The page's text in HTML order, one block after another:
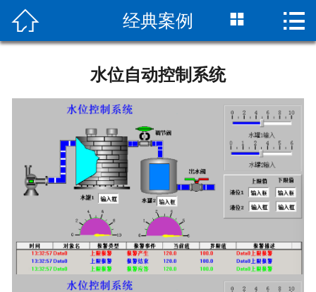
首页
经典案例
合作伙伴
解决方案
工程服务
 经典案例  
水位自动控制系统